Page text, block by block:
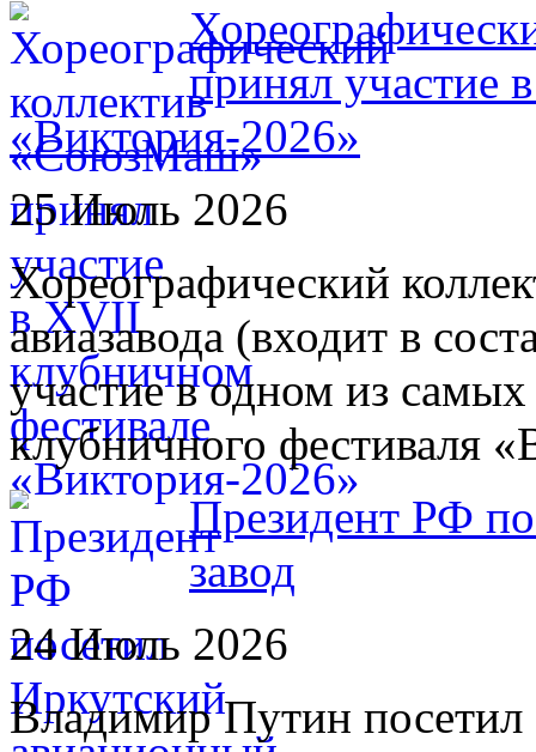
принял участие
«Виктория-2026»
25 Июль 2026
Хореографический
авиазавода (входит в
участие в одном из
клубничного фестиваля
Президент РФ
завод
24 Июль 2026
Владимир Путин